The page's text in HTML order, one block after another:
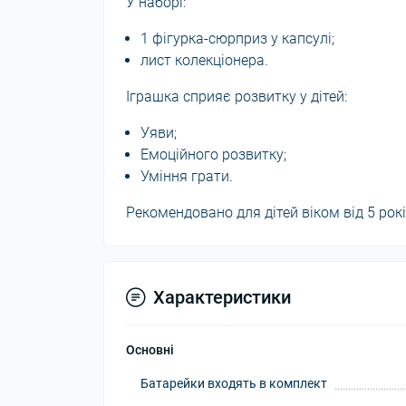
1 фігурка-сюрприз у капсулі;
лист колекціонера.
Іграшка сприяє розвитку у дітей:
Уяви;
Емоційного розвитку;
Уміння грати.
Рекомендовано для дітей віком від 5
Характеристики
Основні
Батарейки входять в комплект